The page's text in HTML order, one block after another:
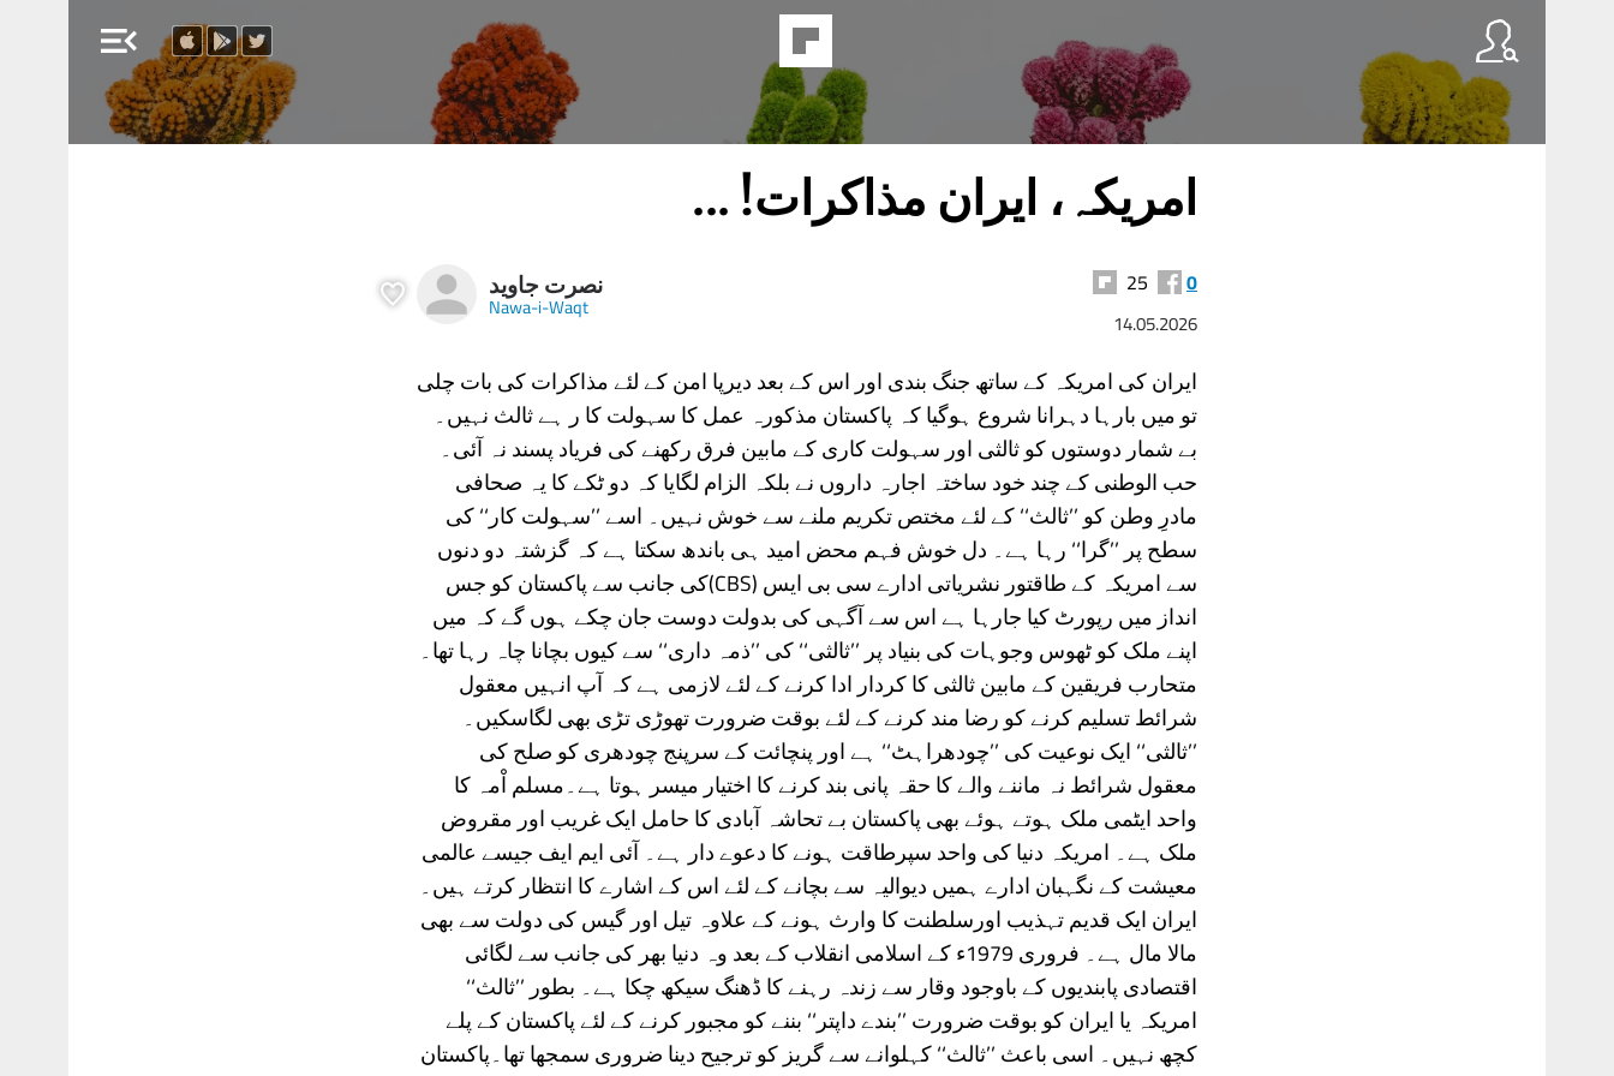
menu_open
امریکہ، ایران مذاکرات! ...
نصرت جاوید
Nawa-i-Waqt
25 0
14.05.2026
ایران کی امریکہ کے ساتھ جنگ بندی اور اس کے بعد دیرپا امن کے لئے مذاکرات کی بات چلی
تو میں بارہا دہرانا شروع ہوگیا کہ پاکستان مذکورہ عمل کا سہولت کا ر ہے ثالث نہیں۔
بے شمار دوستوں کو ثالثی اور سہولت کاری کے مابین فرق رکھنے کی فریاد پسند نہ آئی۔
حب الوطنی کے چند خود ساختہ اجارہ داروں نے بلکہ الزام لگایا کہ دو ٹکے کا یہ صحافی
مادرِ وطن کو ’’ثالث‘‘ کے لئے مختص تکریم ملنے سے خوش نہیں۔ اسے ’’سہولت کار‘‘ کی
سطح پر ’’گرا‘‘ رہا ہے۔ دل خوش فہم محض امید ہی باندھ سکتا ہے کہ گزشتہ دو دنوں
سے امریکہ کے طاقتور نشریاتی ادارے سی بی ایس (CBS)کی جانب سے پاکستان کو جس
انداز میں رپورٹ کیا جارہا ہے اس سے آگہی کی بدولت دوست جان چکے ہوں گے کہ میں
اپنے ملک کو ٹھوس وجوہات کی بنیاد پر ’’ثالثی‘‘ کی ’’ذمہ داری‘‘ سے کیوں بچانا چاہ رہا تھا۔
متحارب فریقین کے مابین ثالثی کا کردار ادا کرنے کے لئے لازمی ہے کہ آپ انہیں معقول
شرائط تسلیم کرنے کو رضا مند کرنے کے لئے بوقت ضرورت تھوڑی تڑی بھی لگاسکیں۔
’’ثالثی‘‘ ایک نوعیت کی ’’چودھراہٹ‘‘ ہے اور پنچائت کے سرپنج چودھری کو صلح کی
معقول شرائط نہ ماننے والے کا حقہ پانی بند کرنے کا اختیار میسر ہوتا ہے۔مسلم اْمہ کا
واحد ایٹمی ملک ہوتے ہوئے بھی پاکستان بے تحاشہ آبادی کا حامل ایک غریب اور مقروض
ملک ہے۔ امریکہ دنیا کی واحد سپرطاقت ہونے کا دعوے دار ہے۔ آئی ایم ایف جیسے عالمی
معیشت کے نگہبان ادارے ہمیں دیوالیہ سے بچانے کے لئے اس کے اشارے کا انتظار کرتے ہیں۔
ایران ایک قدیم تہذیب اورسلطنت کا وارث ہونے کے علاوہ تیل اور گیس کی دولت سے بھی
مالا مال ہے۔ فروری 1979ء کے اسلامی انقلاب کے بعد وہ دنیا بھر کی جانب سے لگائی
اقتصادی پابندیوں کے باوجود وقار سے زندہ رہنے کا ڈھنگ سیکھ چکا ہے۔ بطور ’’ثالث‘‘
امریکہ یا ایران کو بوقت ضرورت ’’بندے داپتر‘‘ بننے کو مجبور کرنے کے لئے پاکستان کے پلے
کچھ نہیں۔ اسی باعث ’’ثالث‘‘ کہلوانے سے گریز کو ترجیح دینا ضروری سمجھا تھا۔پاکستان